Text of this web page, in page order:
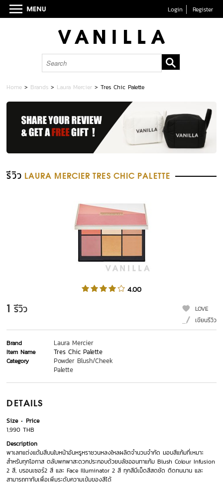
Login Register
Home > Brands > Laura Mercier >Tres Chic Palette
รีวิว LAURA MERCIER TRES CHIC PALETTE
4.00
1 รีวิว
LOVE
เขียนรีวิว
Brand Laura Mercier
Item Name Tres Chic Palette
Category
Powder Blush/Cheek
Palette
DETAILS
Size
Price
1,990 THB
Description
พาเลทแต่งแต้มสีบนใบหน้าอันหรูหราชวนหลงใหลผลิตจำนวนจำกัด มอบสีแก้มที่เหมาะ
สำหรับทุกโอกาส ตลับพกพาสะดวกประกอบด้วยบลัชออนทาแก้ม Blush Colour Infusion
2 สี, บรอนเซอร์2 สี และ Face Illuminator 2 สี ทุกสีมีเม็ดสีสดชัด ติดทนนาน และ
สามารถทาทับเพื่อเพิ่มระดับความเข้มของสีได้